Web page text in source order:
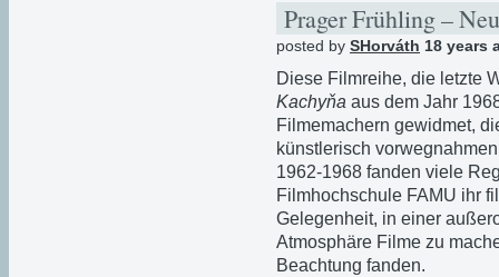
Prager Frühling –
posted by SHorváth 18 years
Diese Filmreihe, die letzte
Kachyňa aus dem Jahr
Filmemachern gewidmet,
künstlerisch
1962-1968 fanden viele
Filmhochschule FAMU ihr
Gelegenheit, in einer
Atmosphäre Filme zu
Beachtung fanden.